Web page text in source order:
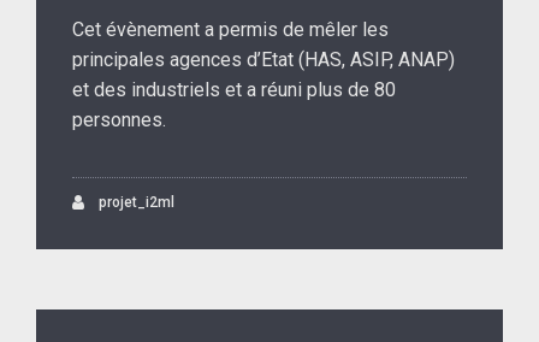
Cet évènement a permis de mêler les
principales agences d’Etat (HAS, ASIP, ANAP)
et des industriels et a réuni plus de 80
personnes.
projet_i2ml